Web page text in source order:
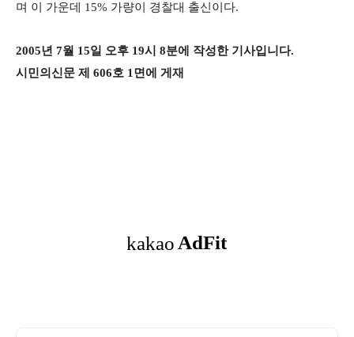
며 이 가운데 15% 가량이 경찰대 출신이다.
2005년 7월 15일 오후 19시 8분에 작성한 기사입니다.
시민의신문 제 606호 1면에 게재